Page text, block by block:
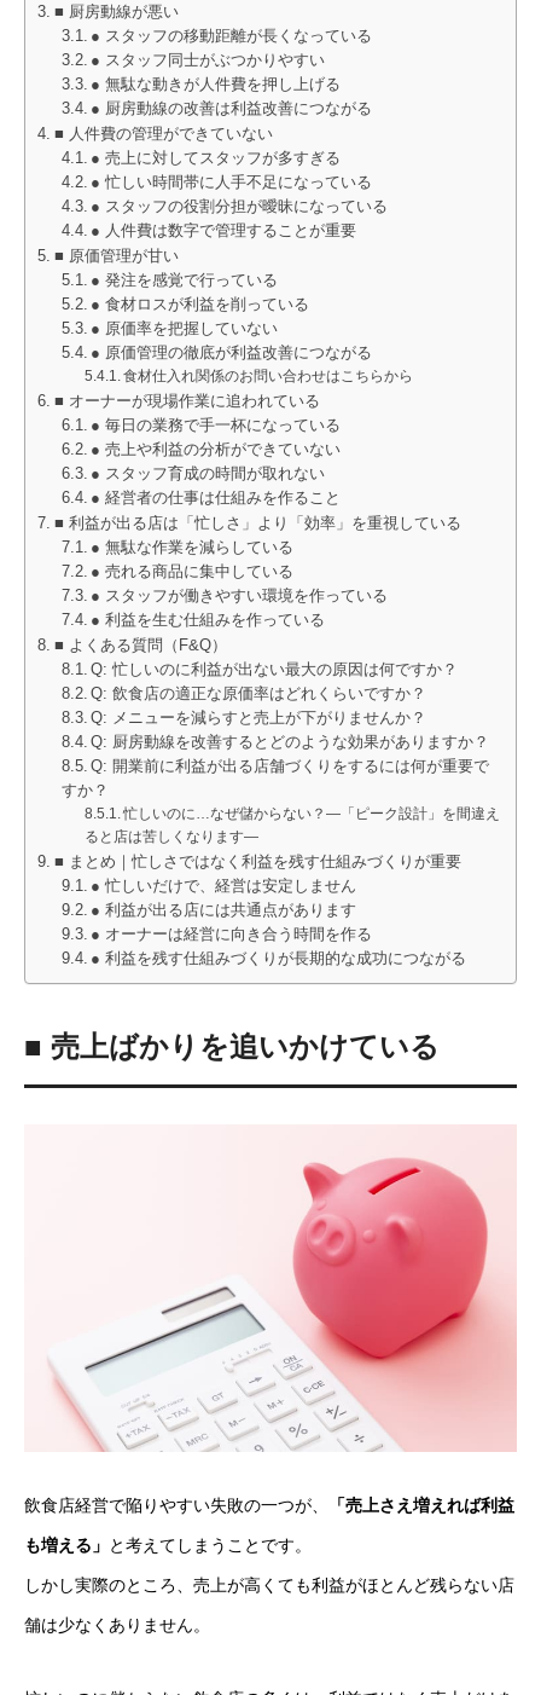
■ 厨房動線が悪い
● スタッフの移動距離が長くなっている
● スタッフ同士がぶつかりやすい
● 無駄な動きが人件費を押し上げる
● 厨房動線の改善は利益改善につながる
■ 人件費の管理ができていない
● 売上に対してスタッフが多すぎる
● 忙しい時間帯に人手不足になっている
● スタッフの役割分担が曖昧になっている
● 人件費は数字で管理することが重要
■ 原価管理が甘い
● 発注を感覚で行っている
● 食材ロスが利益を削っている
● 原価率を把握していない
● 原価管理の徹底が利益改善につながる
食材仕入れ関係のお問い合わせはこちらから
■ オーナーが現場作業に追われている
● 毎日の業務で手一杯になっている
● 売上や利益の分析ができていない
● スタッフ育成の時間が取れない
● 経営者の仕事は仕組みを作ること
■ 利益が出る店は「忙しさ」より「効率」を重視している
● 無駄な作業を減らしている
● 売れる商品に集中している
● スタッフが働きやすい環境を作っている
● 利益を生む仕組みを作っている
■ よくある質問（F&Q）
Q: 忙しいのに利益が出ない最大の原因は何ですか？
Q: 飲食店の適正な原価率はどれくらいですか？
Q: メニューを減らすと売上が下がりませんか？
Q: 厨房動線を改善するとどのような効果がありますか？
Q: 開業前に利益が出る店舗づくりをするには何が重要で
すか？
忙しいのに…なぜ儲からない？―「ピーク設計」を間違え
ると店は苦しくなります―
■ まとめ｜忙しさではなく利益を残す仕組みづくりが重要
● 忙しいだけで、経営は安定しません
● 利益が出る店には共通点があります
● オーナーは経営に向き合う時間を作る
● 利益を残す仕組みづくりが長期的な成功につながる
■ 売上ばかりを追いかけている
飲食店経営で陥りやすい失敗の一つが、 「売上さえ増えれば利益
も増える」 と考えてしまうことです。
しかし実際のところ、売上が高くても利益がほとんど残らない店
舗は少なくありません。